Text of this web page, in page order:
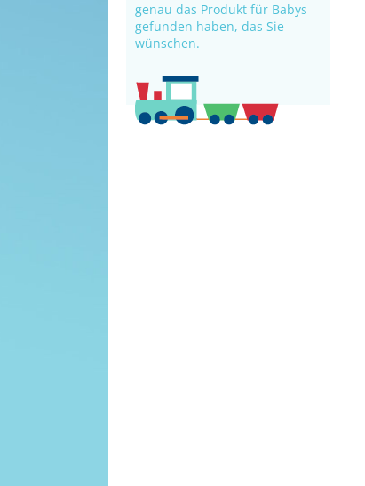
genau das Produkt für Babys
gefunden haben, das Sie
wünschen.